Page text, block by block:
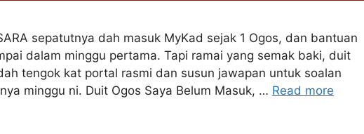
sepatutnya dah masuk MyKad sejak 1 Ogos, dan bantuan
dalam minggu pertama. Tapi ramai yang semak baki, duit
tengok kat portal rasmi dan susun jawapan untuk soalan
minggu ni. Duit Ogos Saya Belum Masuk, … Read more